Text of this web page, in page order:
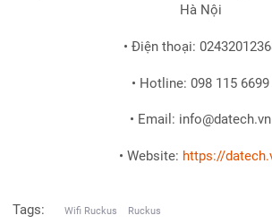
Hà Nội
• Điện thoại:
• Hotline: 098 115 6699
• Email: info@datech.vn
• Website: https://
Tags: Wifi Ruckus Ruckus